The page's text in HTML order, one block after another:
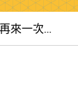
雜誌線上廣播
解析英語廣播
come again不是「再來一次」， 從接電話到掛電話一次搞懂「電話英文」實用句大全